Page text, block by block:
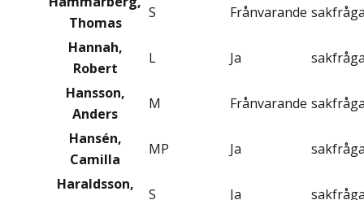
Thomas
S Frånvarande
Hannah,
Robert
L Ja
Hansson,
Anders
M Frånvarande
Hansén,
Camilla
MP Ja
Haraldsson,
S Ja